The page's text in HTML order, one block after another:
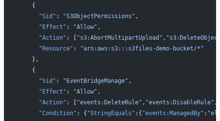
    {
      "Sid"
: "S3ObjectPermissions" ,
      "Effect"
: "Allow" ,
      "Action"
: [ "s3:AbortMultipartUpload" ,
      "Resource"
:
"arn:aws:s3:::s3files-demo-bucket/*"
    },
    {
      "Sid"
: "EventBridgeManage" ,
      "Effect"
: "Allow" ,
      "Action"
: [ "events:DeleteRule" , "events:DisableRule" ,
      "Condition"
: { "StringEquals" :{ "events:ManagedBy" :